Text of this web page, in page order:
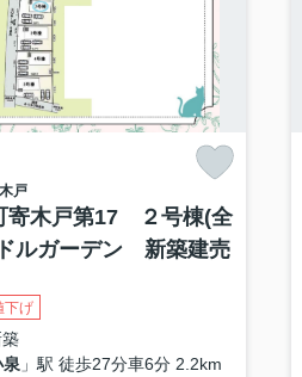
戸
寄木戸第17 ２号棟(全
ルガーデン 新築建売
下げ
」駅 徒歩27分車6分 2.2km